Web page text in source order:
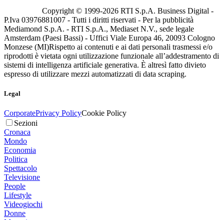
Copyright © 1999-2026 RTI S.p.A. Business Digital -
P.Iva 03976881007 - Tutti i diritti riservati - Per la pubblicità
Mediamond S.p.A. - RTI S.p.A., Mediaset N.V., sede legale
Amsterdam (Paesi Bassi) - Uffici Viale Europa 46, 20093 Cologno
Monzese (MI)Rispetto ai contenuti e ai dati personali trasmessi e/o
riprodotti è vietata ogni utilizzazione funzionale all’addestramento di
sistemi di intelligenza artificiale generativa. È altresì fatto divieto
espresso di utilizzare mezzi automatizzati di data scraping.
Legal
CorporatePrivacy PolicyCookie Policy
Sezioni
Cronaca
Mondo
Economia
Politica
Spettacolo
Televisione
People
Lifestyle
Videogiochi
Donne